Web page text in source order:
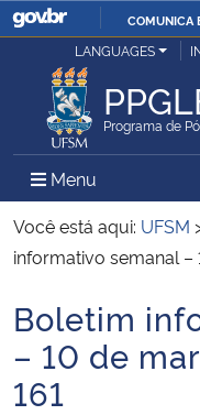
COMUNICA
Ministério da Justiça e
Ministério da Defesa
Ministério das Relações
Ministério da Infraestrutura
Ministério da Agricultura,
LANGUAGES
Programa de
Menu Menu
Você está aqui: UFSM
informativo semanal –
Início do conteúdo
Boletim
– 10 de
161